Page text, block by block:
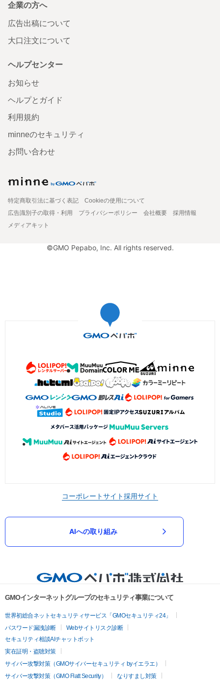
企業の方へ
広告出稿について
大口注文について
ヘルプセンター
お知らせ
ヘルプとガイド
利用規約
minneのセキュリティ
お問い合わせ
特定商取引法に基づく表記
Cookieの使用について
広告識別子の取得・利用
プライバシーポリシー 会社概要
採用情報
メディアキット
©GMO Pepabo, Inc. All rights reserved.
コーポレートサイト採用サイト
AIへの取り組み
GMOインターネットグループのセキュリティ事業について
世界初総合ネットセキュリティサービス「GMOセキュリティ24」
パスワード漏洩診断
Webサイトリスク診断
セキュリティ相談AIチャットボット
実在証明・盗聴対策
サイバー攻撃対策（GMOサイバーセキュリティ byイエラエ）
サイバー攻撃対策（GMO Flatt Security）
なりすまし対策